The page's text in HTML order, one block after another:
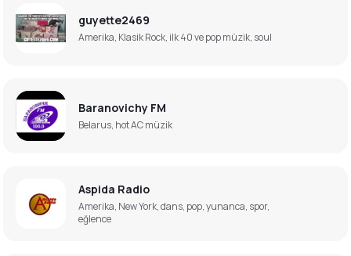
guyette2469
Amerika, Klasik Rock, ilk 40 ve pop müzik, soul
Baranovichy FM
Belarus, hot AC müzik
Aspida Radio
Amerika, New York, dans, pop, yunanca, spor,
eğlence